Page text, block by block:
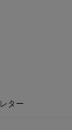
レター